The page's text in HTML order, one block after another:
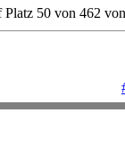
50 von 462